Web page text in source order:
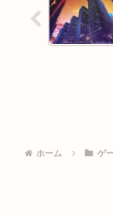
ホーム ゲ